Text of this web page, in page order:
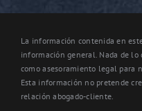
La información contenida en
información general. Nada de
como asesoramiento legal para
Esta información no pretende
relación abogado-cliente.